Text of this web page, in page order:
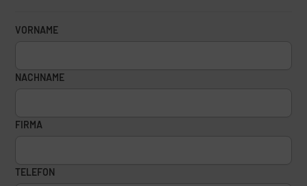
VORNAME
NACHNAME
FIRMA
TELEFON